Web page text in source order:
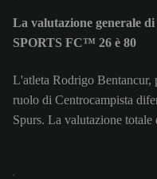
La valutazione generale
SPORTS FC™ 26 è 80
L'atleta Rodrigo Bentancur,
ruolo di Centrocampista
Spurs. La valutazione